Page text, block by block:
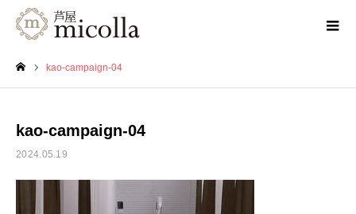
kao-campaign-04
kao-campaign-04
2024.05.19